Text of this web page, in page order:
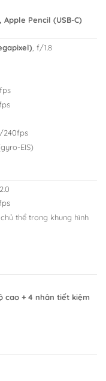
Pencil (USB-C)
, f/1.8
240fps
EIS)
thể trong khung hình
cao + 4 nhân tiết kiệm